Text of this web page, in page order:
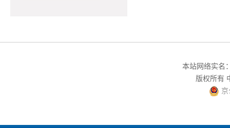
本站网络实名
版权所有
京